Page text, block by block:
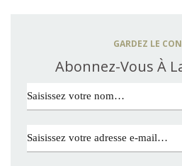
GARDEZ LE
Abonnez-Vous À